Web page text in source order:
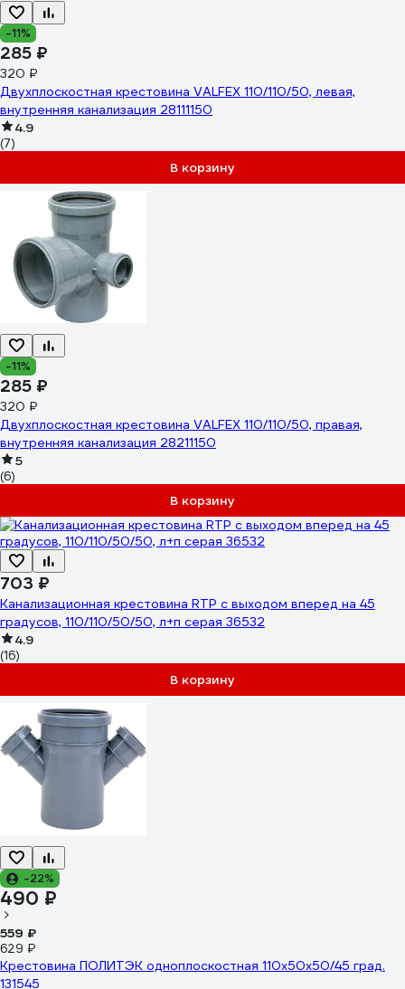
-11%
285 ₽
320 ₽
Двухплоскостная крестовина VALFEX 110/110/50, левая,
внутренняя канализация 28111150
4.9
(7)
В корзину
-11%
285 ₽
320 ₽
Двухплоскостная крестовина VALFEX 110/110/50, правая,
внутренняя канализация 28211150
5
(6)
В корзину
703 ₽
Канализационная крестовина RTP с выходом вперед на 45
градусов, 110/110/50/50, л+п серая 36532
4.9
(16)
В корзину
-22%
490 ₽
559 ₽
629 ₽
Крестовина ПОЛИТЭК одноплоскостная 110х50х50/45 град.
131545